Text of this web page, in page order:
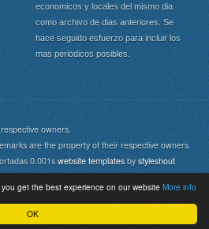
OK
get the best experience on our website More info
economicos y locales del mismo dia
como archivo de dias anteriores. Se
hace seguido esfuerzo para incluir los
mas periodicos posibles.
owners.
are the property of their respective owners.
0.001s website templates by styleshout